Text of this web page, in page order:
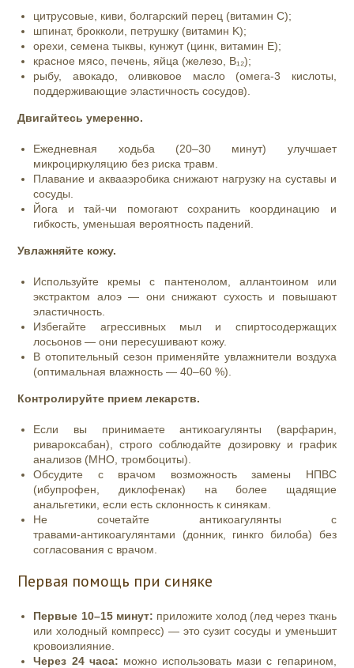
цитрусовые, киви, болгарский перец (витамин C);
шпинат, брокколи, петрушку (витамин K);
орехи, семена тыквы, кунжут (цинк, витамин E);
красное мясо, печень, яйца (железо, B₁₂);
рыбу, авокадо, оливковое масло (омега‑3 кислоты,
поддерживающие эластичность сосудов).
Двигайтесь умеренно.
Ежедневная ходьба (20–30 минут) улучшает
микроциркуляцию без риска травм.
Плавание и аквааэробика снижают нагрузку на суставы и
сосуды.
Йога и тай‑чи помогают сохранить координацию и
гибкость, уменьшая вероятность падений.
Увлажняйте кожу.
Используйте кремы с пантенолом, аллантоином или
экстрактом алоэ — они снижают сухость и повышают
эластичность.
Избегайте агрессивных мыл и спиртосодержащих
лосьонов — они пересушивают кожу.
В отопительный сезон применяйте увлажнители воздуха
(оптимальная влажность — 40–60 %).
Контролируйте прием лекарств.
Если вы принимаете антикоагулянты (варфарин,
ривароксабан), строго соблюдайте дозировку и график
анализов (МНО, тромбоциты).
Обсудите с врачом возможность замены НПВС
(ибупрофен, диклофенак) на более щадящие
анальгетики, если есть склонность к синякам.
Не сочетайте антикоагулянты с
травами‑антикоагулянтами (донник, гинкго билоба) без
согласования с врачом.
Первая помощь при синяке
Первые 10–15 минут: приложите холод (лед через ткань
или холодный компресс) — это сузит сосуды и уменьшит
кровоизлияние.
Через 24 часа: можно использовать мази с гепарином,